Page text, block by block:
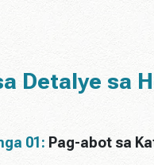
Detalye sa
01: Pag-abot sa